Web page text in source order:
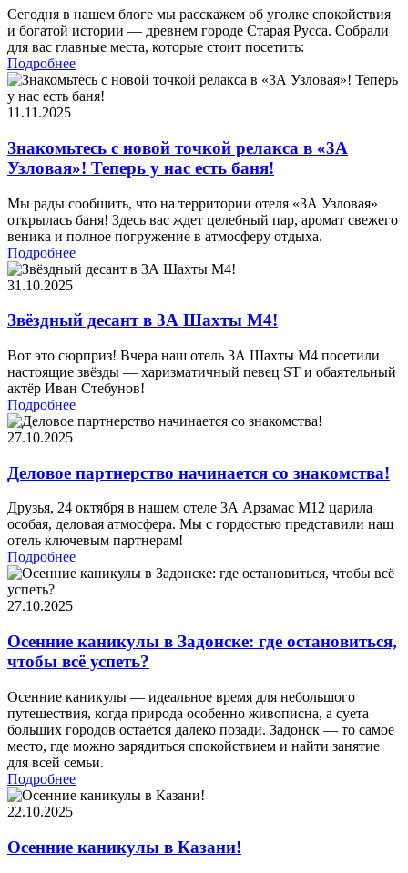
Сегодня в нашем блоге мы расскажем об уголке спокойствия
и богатой истории — древнем городе Старая Русса. Собрали
для вас главные места, которые стоит посетить:
Подробнее
11.11.2025
Знакомьтесь с новой точкой релакса в «3А
Узловая»! Теперь у нас есть баня!
Мы рады сообщить, что на территории отеля «3А Узловая»
открылась баня! Здесь вас ждет целебный пар, аромат свежего
веника и полное погружение в атмосферу отдыха.
Подробнее
31.10.2025
Звёздный десант в 3А Шахты М4!
Вот это сюрприз! Вчера наш отель 3А Шахты М4 посетили
настоящие звёзды — харизматичный певец ST и обаятельный
актёр Иван Стебунов!
Подробнее
27.10.2025
Деловое партнерство начинается со знакомства!
Друзья, 24 октября в нашем отеле 3А Арзамас М12 царила
особая, деловая атмосфера. Мы с гордостью представили наш
отель ключевым партнерам!
Подробнее
27.10.2025
Осенние каникулы в Задонске: где остановиться,
чтобы всё успеть?
Осенние каникулы — идеальное время для небольшого
путешествия, когда природа особенно живописна, а суета
больших городов остаётся далеко позади. Задонск — то самое
место, где можно зарядиться спокойствием и найти занятие
для всей семьи.
Подробнее
22.10.2025
Осенние каникулы в Казани!